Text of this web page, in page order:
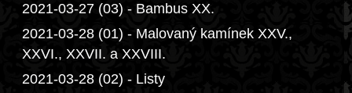
2021-03-27 (03) - Bambus XX.
2021-03-28 (01) - Malovaný kamínek XXV.,
XXVI., XXVII. a XXVIII.
2021-03-28 (02) - Listy